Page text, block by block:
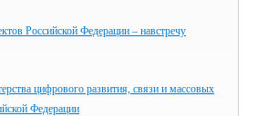
Российской Федерации – навстречу
цифрового развития, связи и массовых
Федерации